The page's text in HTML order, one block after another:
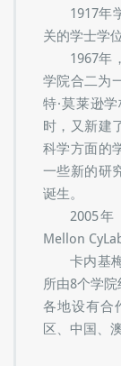
隆工业研
1917年
关的学士学
1967年
学院合二为
特·莫莱逊
时，又新建
科学方面的
一些新的研
诞生。
2005年
Mellon
卡内基
所由8个学
各地设有合